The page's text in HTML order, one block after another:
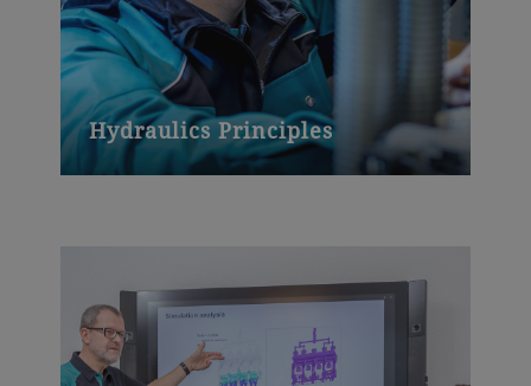
Hydraulics Principles